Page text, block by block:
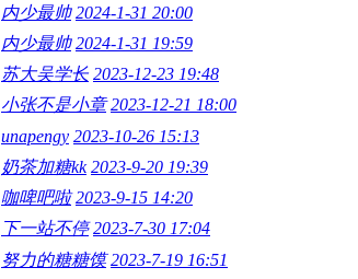
内少最帅 2024-1-31 20:00
内少最帅 2024-1-31 19:59
苏大吴学长 2023-12-23 19:48
小张不是小章 2023-12-21 18:00
unapengy 2023-10-26 15:13
奶茶加糖kk 2023-9-20 19:39
咖啤吧啦 2023-9-15 14:20
下一站不停 2023-7-30 17:04
努力的糖糖馍 2023-7-19 16:51